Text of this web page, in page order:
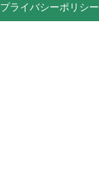
プライバシーポリシー